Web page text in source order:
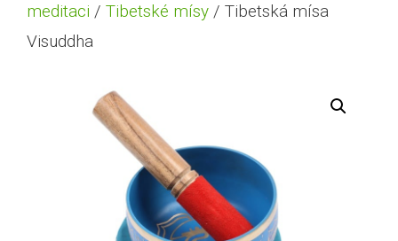
meditaci / Tibetské mísy / Tibetská mísa
Visuddha